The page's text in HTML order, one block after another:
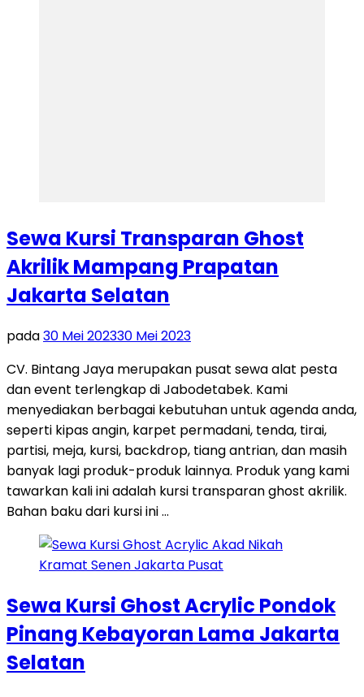
Sewa Kursi Transparan Ghost
Akrilik Mampang Prapatan
Jakarta Selatan
pada30 Mei 202330 Mei 2023
CV. Bintang Jaya merupakan pusat sewa alat pesta
dan event terlengkap di Jabodetabek. Kami
menyediakan berbagai kebutuhan untuk agenda anda,
seperti kipas angin, karpet permadani, tenda, tirai,
partisi, meja, kursi, backdrop, tiang antrian, dan masih
banyak lagi produk-produk lainnya. Produk yang kami
tawarkan kali ini adalah kursi transparan ghost akrilik.
Bahan baku dari kursi ini …
Sewa Kursi Ghost Acrylic Pondok
Pinang Kebayoran Lama Jakarta
Selatan